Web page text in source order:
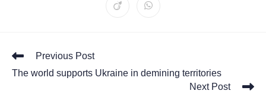
Previous Post
The world supports Ukraine in demining territories
Next Post